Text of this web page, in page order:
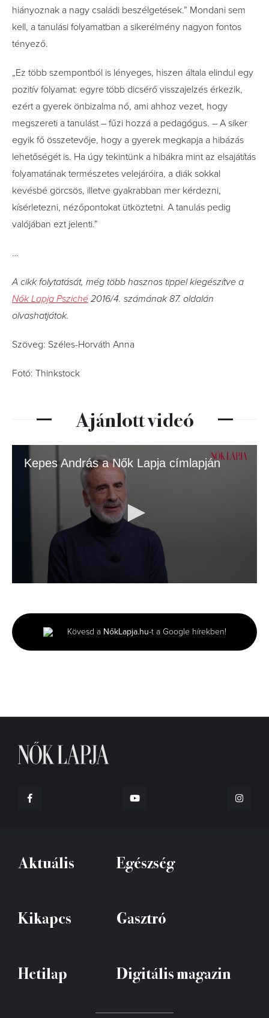
hiányoznak a nagy családi beszélgetések.” Mondani sem
kell, a tanulási folyamatban a sikerélmény nagyon fontos
tényező.
„Ez több szempontból is lényeges, hiszen általa elindul egy
pozitív folyamat: egyre több dicsérő visszajelzés érkezik,
ezért a gyerek önbizalma nő, ami ahhoz vezet, hogy
megszereti a tanulást – fűzi hozzá a pedagógus. – A siker
egyik fő összetevője, hogy a gyerek megkapja a hibázás
lehetőségét is. Ha úgy tekintünk a hibákra mint az elsajátítás
folyamatának természetes velejáróira, a diák sokkal
kevésbé görcsös, illetve gyakrabban mer kérdezni,
kísérletezni, nézőpontokat ütköztetni. A tanulás pedig
valójában ezt jelenti.”
…
A cikk folytatását, még több hasznos tippel kiegészítve a
Nők Lapja Psziché 2016/4. számának 87. oldalán
olvashatjátok.
Szöveg: Széles-Horváth Anna
Fotó: Thinkstock
Ajánlott videó
Kepes András a Nők Lapja címlapján
minutes,
35
seconds
Kövesd a NőkLapja.hu-t a Google hírekben!
Aktuális Egészség
Kikapcs Gasztró
Hetilap Digitális magazin